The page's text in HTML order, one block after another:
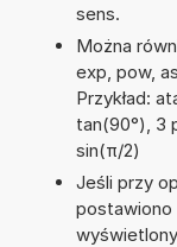
sens.
Można
exp, pow,
Przykład:
tan(90°), 3
sin(π/2)
Jeśli przy
postawiono